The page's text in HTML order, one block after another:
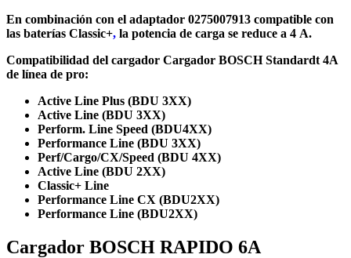
En combinación con el adaptador 0275007913 compatible con
las baterías Classic+, la potencia de carga se reduce a 4 A.
Compatibilidad del cargador Cargador BOSCH Standardt 4A
de línea de pro:
Active Line Plus (BDU 3XX)
Active Line (BDU 3XX)
Perform. Line Speed (BDU4XX)
Performance Line (BDU 3XX)
Perf/Cargo/CX/Speed (BDU 4XX)
Active Line (BDU 2XX)
Classic+ Line
Performance Line CX (BDU2XX)
Performance Line (BDU2XX)
Cargador BOSCH RAPIDO 6A